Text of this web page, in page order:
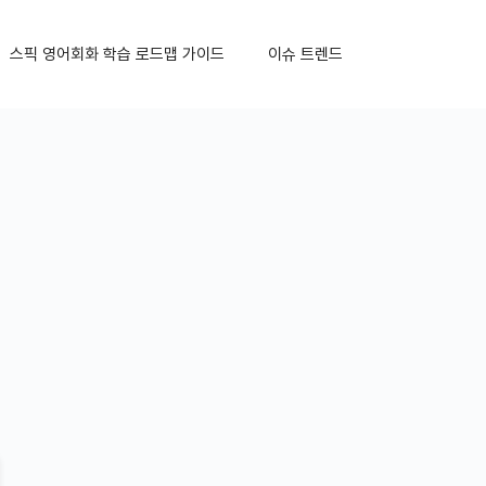
스픽 영어회화 학습 로드맵 가이드 이슈 트렌드